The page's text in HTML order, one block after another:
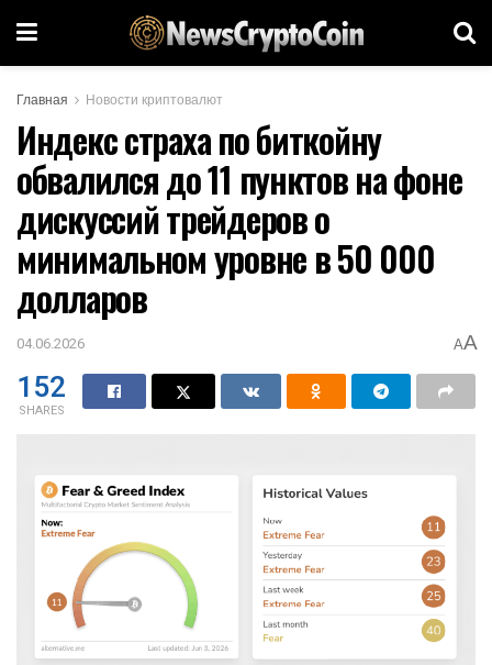
Главная Новости криптовалют
Индекс страха по биткойну
обвалился до 11 пунктов на фоне
дискуссий трейдеров о
минимальном уровне в 50 000
долларов
04.06.2026 AA
152
SHARES